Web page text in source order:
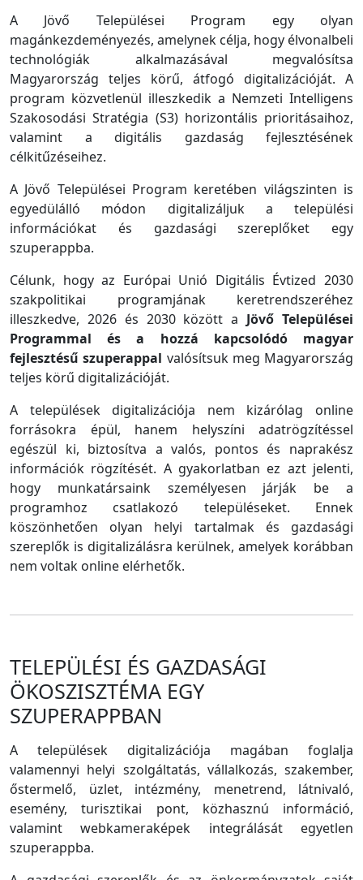
A Jövő Települései Program egy olyan
magánkezdeményezés, amelynek célja, hogy élvonalbeli
technológiák alkalmazásával megvalósítsa
Magyarország teljes körű, átfogó digitalizációját. A
program közvetlenül illeszkedik a Nemzeti Intelligens
Szakosodási Stratégia (S3) horizontális prioritásaihoz,
valamint a digitális gazdaság fejlesztésének
célkitűzéseihez.
A Jövő Települései Program keretében világszinten is
egyedülálló módon digitalizáljuk a települési
információkat és gazdasági szereplőket egy
szuperappba.
Célunk, hogy az Európai Unió Digitális Évtized 2030
szakpolitikai programjának keretrendszeréhez
illeszkedve, 2026 és 2030 között a Jövő Települései
Programmal és a hozzá kapcsolódó magyar
fejlesztésű szuperappal valósítsuk meg Magyarország
teljes körű digitalizációját.
A települések digitalizációja nem kizárólag online
forrásokra épül, hanem helyszíni adatrögzítéssel
egészül ki, biztosítva a valós, pontos és naprakész
információk rögzítését. A gyakorlatban ez azt jelenti,
hogy munkatársaink személyesen járják be a
programhoz csatlakozó településeket. Ennek
köszönhetően olyan helyi tartalmak és gazdasági
szereplők is digitalizálásra kerülnek, amelyek korábban
nem voltak online elérhetők.
TELEPÜLÉSI ÉS GAZDASÁGI
ÖKOSZISZTÉMA EGY
SZUPERAPPBAN
A települések digitalizációja magában foglalja
valamennyi helyi szolgáltatás, vállalkozás, szakember,
őstermelő, üzlet, intézmény, menetrend, látnivaló,
esemény, turisztikai pont, közhasznú információ,
valamint webkameraképek integrálását egyetlen
szuperappba.